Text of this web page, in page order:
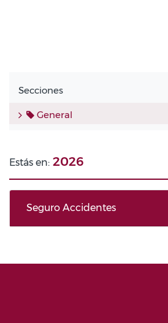
Secciones
General
Estás en: 2026
Seguro Accidentes